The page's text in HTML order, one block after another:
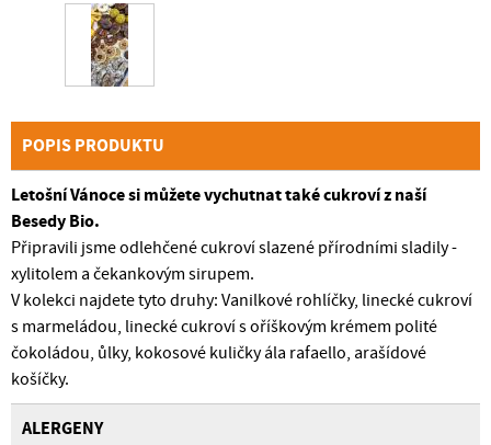
POPIS PRODUKTU
Letošní Vánoce si můžete vychutnat také cukroví z naší
Besedy Bio.
Připravili jsme odlehčené cukroví slazené přírodními sladily -
xylitolem a čekankovým sirupem.
V kolekci najdete tyto druhy: Vanilkové rohlíčky, linecké cukroví
s marmeládou, linecké cukroví s oříškovým krémem polité
čokoládou, ůlky, kokosové kuličky ála rafaello, arašídové
košíčky.
ALERGENY